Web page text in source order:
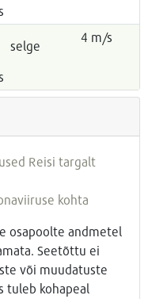
selge
4 m/s
Reisi targalt
kohta
osapoolte andmetel
Seetõttu ei
või muudatuste
tuleb kohapeal